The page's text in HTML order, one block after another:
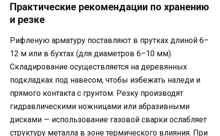
Практические рекомендации по хранению
и резке
Рифленую арматуру поставляют в прутках длиной 6–
12 м или в бухтах (для диаметров 6–10 мм).
Складирование осуществляется на деревянных
подкладках под навесом, чтобы избежать наледи и
прямого контакта с грунтом. Резку производят
гидравлическими ножницами или абразивными
дисками — использование газовой сварки ослабляет
структуру металла в зоне термического влияния. При